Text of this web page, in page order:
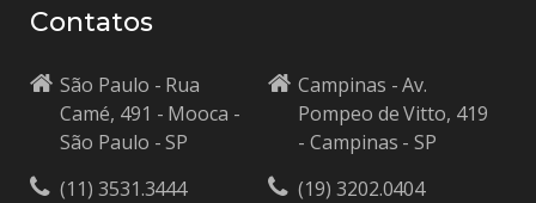
Contatos
São Paulo - Rua
Camé, 491 - Mooca -
São Paulo - SP
(11) 3531.3444
Campinas - Av.
Pompeo de Vitto, 419
- Campinas - SP
(19) 3202.0404